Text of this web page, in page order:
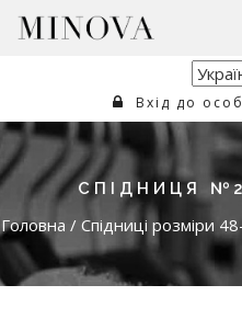
Вхід до
СПІДНИЦЯ
Головна / Спідниці розміри